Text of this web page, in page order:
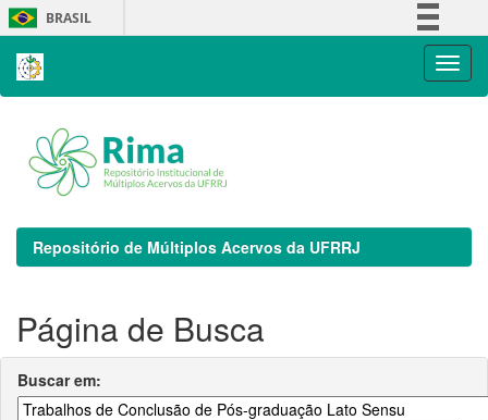
Skip
navigation
BRASIL
Repositório de Múltiplos Acervos da UFRRJ
Página de Busca
Buscar em: